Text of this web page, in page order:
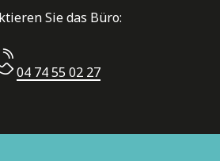
Sie das Büro:
04 74 55 02 27